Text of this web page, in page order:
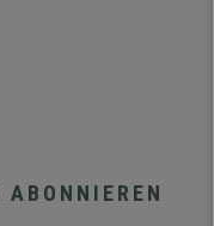
ABONNIEREN